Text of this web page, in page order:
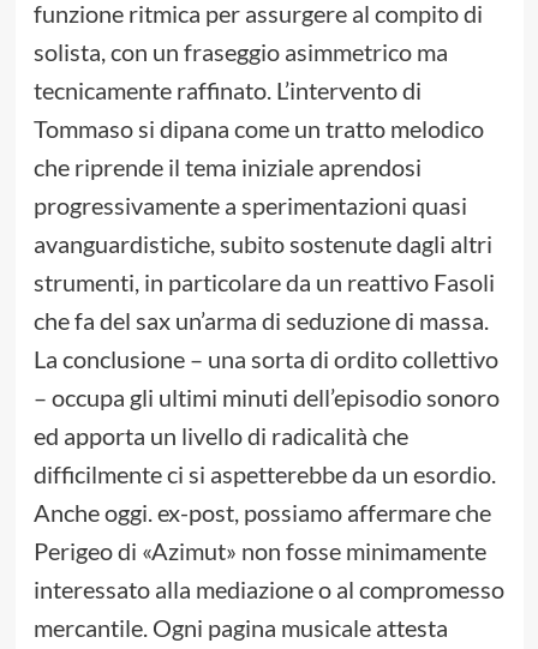
funzione ritmica per assurgere al compito di
solista, con un fraseggio asimmetrico ma
tecnicamente raffinato. L’intervento di
Tommaso si dipana come un tratto melodico
che riprende il tema iniziale aprendosi
progressivamente a sperimentazioni quasi
avanguardistiche, subito sostenute dagli altri
strumenti, in particolare da un reattivo Fasoli
che fa del sax un’arma di seduzione di massa.
La conclusione – una sorta di ordito collettivo
– occupa gli ultimi minuti dell’episodio sonoro
ed apporta un livello di radicalità che
difficilmente ci si aspetterebbe da un esordio.
Anche oggi. ex-post, possiamo affermare che
Perigeo di «Azimut» non fosse minimamente
interessato alla mediazione o al compromesso
mercantile. Ogni pagina musicale attesta